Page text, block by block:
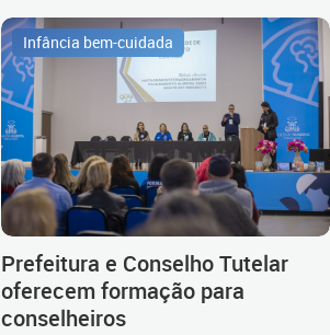
Infância bem-cuidada
Prefeitura e Conselho Tutelar
oferecem formação para
conselheiros